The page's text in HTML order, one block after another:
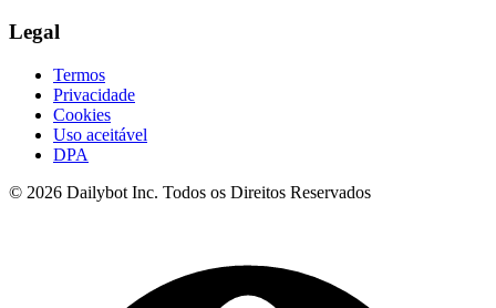
Legal
Termos
Privacidade
Cookies
Uso aceitável
DPA
© 2026 Dailybot Inc. Todos os Direitos Reservados